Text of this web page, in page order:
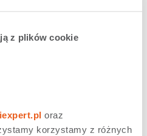
z plików cookie
korzystamy z różnych